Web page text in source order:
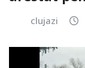
clujazi